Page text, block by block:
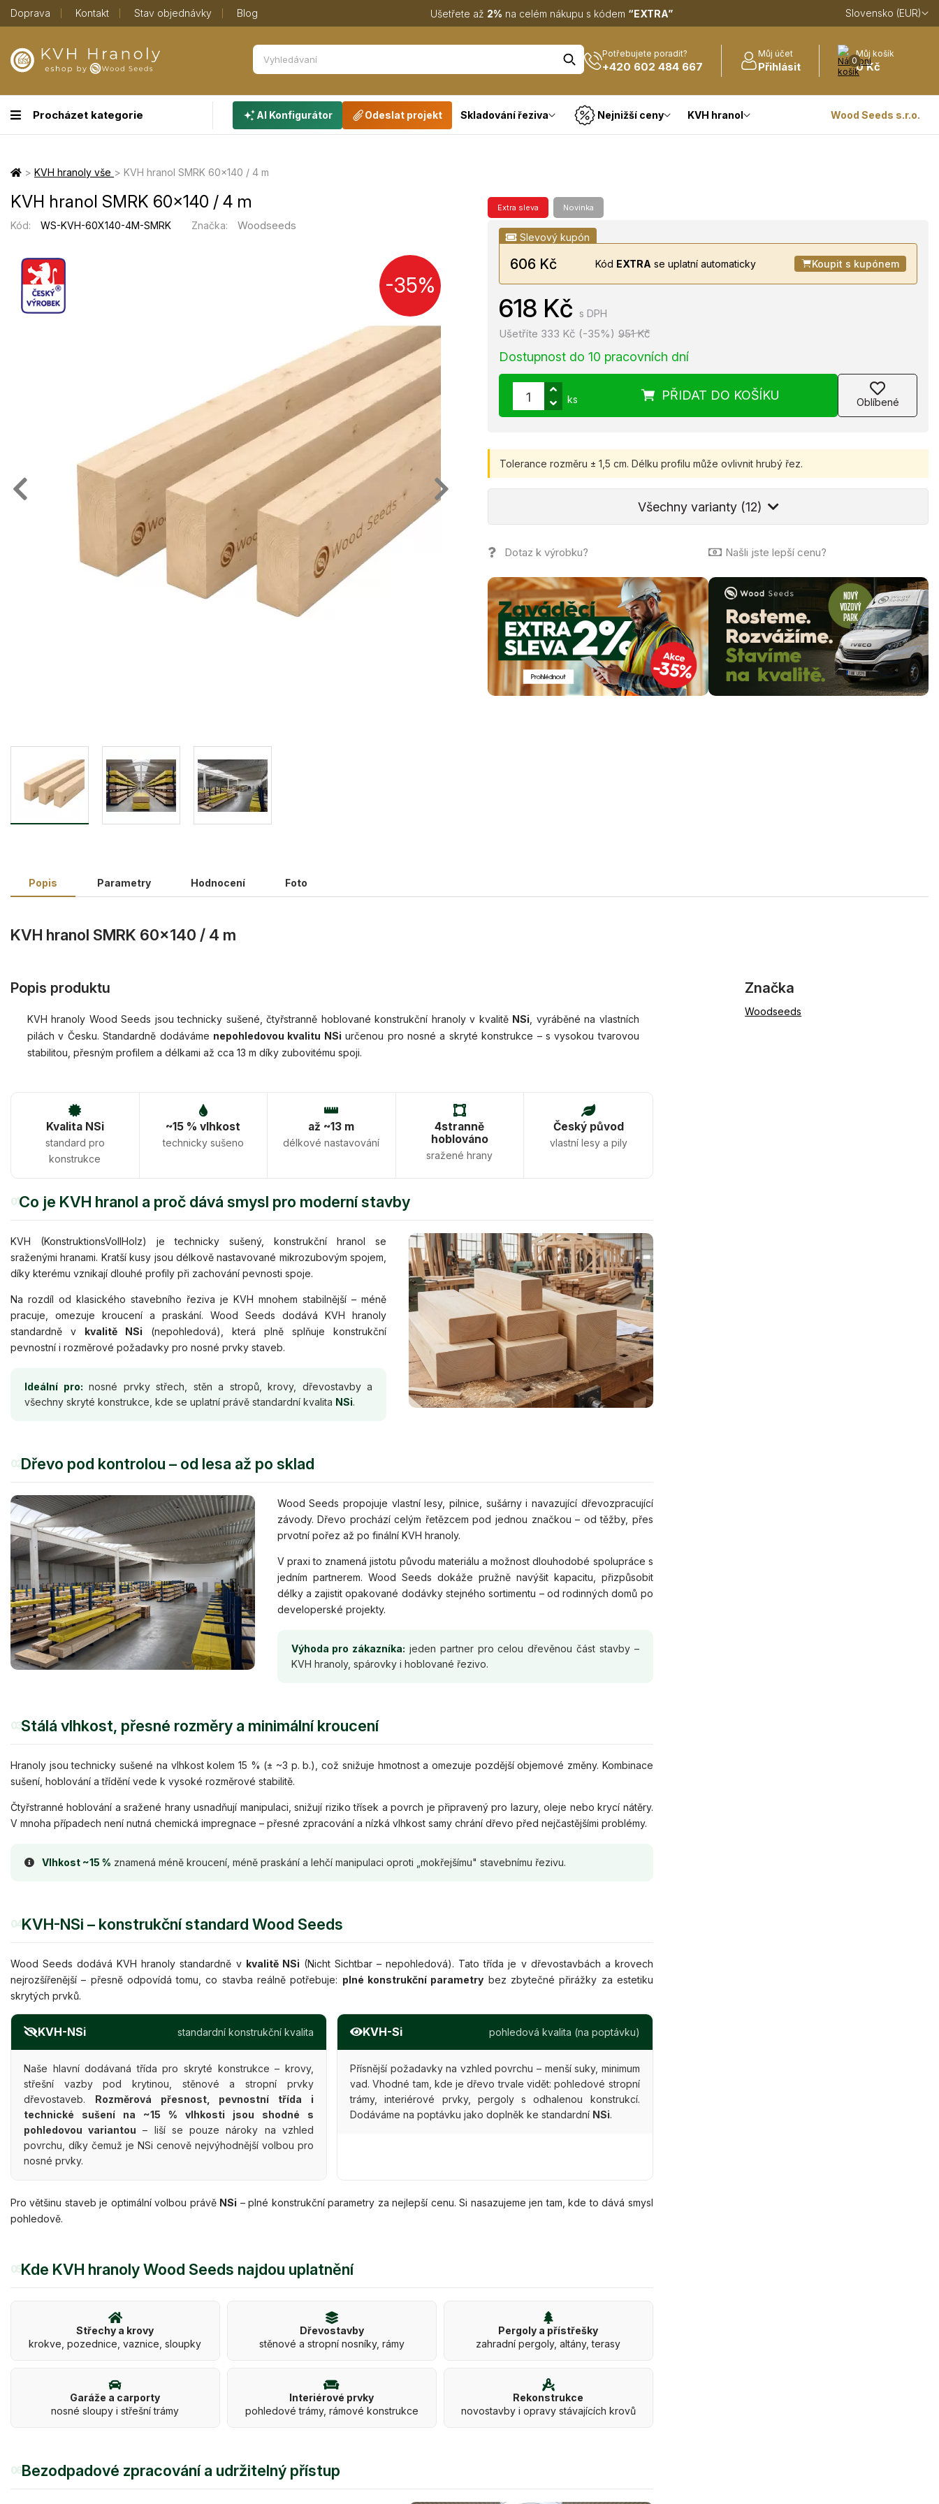
Doprava Kontakt Stav objednávky Blog Ušetřete až 2% na celém nákupu s kódem “EXTRA” Slovensko (EUR)
Potřebujete poradit?
+420 602 484 667
Můj účet
Přihlásit 0
Můj košík
0 Kč
Procházet kategorie AI Konfigurátor Odeslat projekt Skladování řeziva Nejnižší ceny KVH hranol Wood Seeds s.r.o.
> KVH hranoly vše > KVH hranol SMRK 60×140 / 4 m
KVH hranol SMRK 60×140 / 4 m
Kód: WS-KVH-60X140-4M-SMRK Značka: Woodseeds
-35%
Extra sleva Novinka
Slevový kupón
606 Kč Kód EXTRA se uplatní automaticky Koupit s kupónem
618 Kč s DPH
951 Kč
Ušetříte 333 Kč (-35%)
Dostupnost do 10 pracovních dní
PŘIDAT DO KOŠÍKU
ks Oblíbené
Tolerance rozměru ± 1,5 cm. Délku profilu může ovlivnit hrubý řez.
Všechny varianty (12)
Dotaz k výrobku? Našli jste lepší cenu?
Popis Parametry Hodnocení Foto
KVH hranol SMRK 60×140 / 4 m
Popis produktu
KVH hranoly Wood Seeds jsou technicky sušené, čtyřstranně hoblované konstrukční hranoly v kvalitě NSi , vyráběné na vlastních
pilách v Česku. Standardně dodáváme nepohledovou kvalitu NSi určenou pro nosné a skryté konstrukce – s vysokou tvarovou
stabilitou, přesným profilem a délkami až cca 13 m díky zubovitému spoji.
Kvalita NSi
standard pro
konstrukce
~15 % vlhkost
technicky sušeno
až ~13 m
délkové nastavování
4stranně
hoblováno
sražené hrany
Český původ
vlastní lesy a pily
01Co je KVH hranol a proč dává smysl pro moderní stavby
KVH (KonstruktionsVollHolz) je technicky sušený, konstrukční hranol se
sraženými hranami. Kratší kusy jsou délkově nastavované mikrozubovým spojem,
díky kterému vznikají dlouhé profily při zachování pevnosti spoje.
Na rozdíl od klasického stavebního řeziva je KVH mnohem stabilnější – méně
pracuje, omezuje kroucení a praskání. Wood Seeds dodává KVH hranoly
standardně v kvalitě NSi (nepohledová), která plně splňuje konstrukční
pevnostní i rozměrové požadavky pro nosné prvky staveb.
Ideální pro: nosné prvky střech, stěn a stropů, krovy, dřevostavby a
všechny skryté konstrukce, kde se uplatní právě standardní kvalita NSi.
02Dřevo pod kontrolou – od lesa až po sklad
Wood Seeds propojuje vlastní lesy, pilnice, sušárny i navazující dřevozpracující
závody. Dřevo prochází celým řetězcem pod jednou značkou – od těžby, přes
prvotní pořez až po finální KVH hranoly.
V praxi to znamená jistotu původu materiálu a možnost dlouhodobé spolupráce s
jedním partnerem. Wood Seeds dokáže pružně navýšit kapacitu, přizpůsobit
délky a zajistit opakované dodávky stejného sortimentu – od rodinných domů po
developerské projekty.
Výhoda pro zákazníka: jeden partner pro celou dřevěnou část stavby –
KVH hranoly, spárovky i hoblované řezivo.
03Stálá vlhkost, přesné rozměry a minimální kroucení
Hranoly jsou technicky sušené na vlhkost kolem 15 % (± ~3 p. b.), což snižuje hmotnost a omezuje pozdější objemové změny. Kombinace
sušení, hoblování a třídění vede k vysoké rozměrové stabilitě.
Čtyřstranné hoblování a sražené hrany usnadňují manipulaci, snižují riziko třísek a povrch je připravený pro lazury, oleje nebo krycí nátěry.
V mnoha případech není nutná chemická impregnace – přesné zpracování a nízká vlhkost samy chrání dřevo před nejčastějšími problémy.
Vlhkost ~15 % znamená méně kroucení, méně praskání a lehčí manipulaci oproti „mokřejšímu" stavebnímu řezivu.
04KVH-NSi – konstrukční standard Wood Seeds
Wood Seeds dodává KVH hranoly standardně v kvalitě NSi (Nicht Sichtbar – nepohledová). Tato třída je v dřevostavbách a krovech
nejrozšířenější – přesně odpovídá tomu, co stavba reálně potřebuje: plné konstrukční parametry bez zbytečné přirážky za estetiku
skrytých prvků.
KVH-NSi standardní konstrukční kvalita
Naše hlavní dodávaná třída pro skryté konstrukce – krovy,
střešní vazby pod krytinou, stěnové a stropní prvky
dřevostaveb. Rozměrová přesnost, pevnostní třída i
technické sušení na ~15 % vlhkosti jsou shodné s
pohledovou variantou – liší se pouze nároky na vzhled
povrchu, díky čemuž je NSi cenově nejvýhodnější volbou pro
nosné prvky.
KVH-Si pohledová kvalita (na poptávku)
Přísnější požadavky na vzhled povrchu – menší suky, minimum
vad. Vhodné tam, kde je dřevo trvale vidět: pohledové stropní
trámy, interiérové prvky, pergoly s odhalenou konstrukcí.
Dodáváme na poptávku jako doplněk ke standardní NSi.
Pro většinu staveb je optimální volbou právě NSi – plné konstrukční parametry za nejlepší cenu. Si nasazujeme jen tam, kde to dává smysl
pohledově.
05Kde KVH hranoly Wood Seeds najdou uplatnění
Střechy a krovy
krokve, pozednice, vaznice, sloupky
Dřevostavby
stěnové a stropní nosníky, rámy
Pergoly a přístřešky
zahradní pergoly, altány, terasy
Garáže a carporty
nosné sloupy i střešní trámy
Interiérové prvky
pohledové trámy, rámové konstrukce
Rekonstrukce
novostavby i opravy stávajících krovů
06Bezodpadové zpracování a udržitelný přístup
Značka
Woodseeds